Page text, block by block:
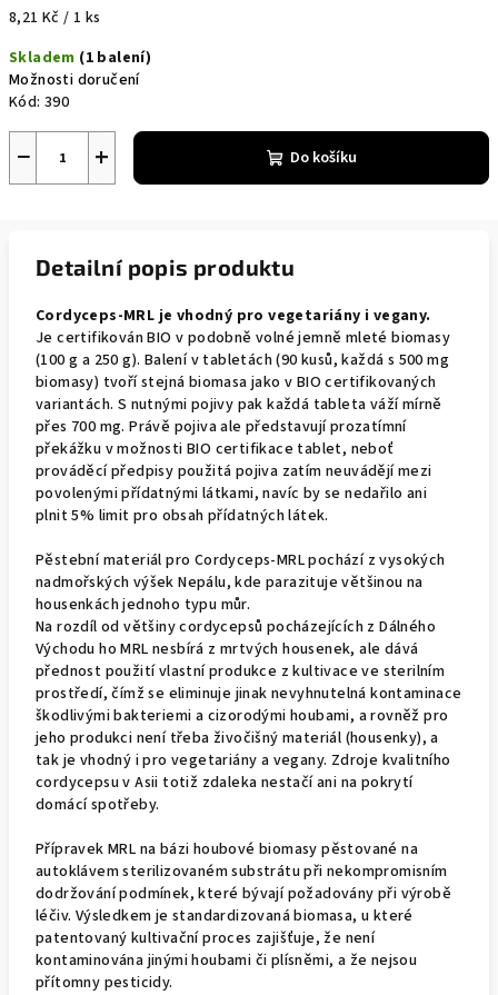
Měrná
8,21 Kč / 1 ks
Skladem (1 balení)
Možnosti doručení
Kód: 390
+
− Do košíku
Detailní popis produktu
Cordyceps-MRL je vhodný pro vegetariány i vegany.
Je certifikován BIO v podobně volné jemně mleté biomasy
(100 g a 250 g). Balení v tabletách (90 kusů, každá s 500 mg
biomasy) tvoří stejná biomasa jako v BIO certifikovaných
variantách. S nutnými pojivy pak každá tableta váží mírně
přes 700 mg. Právě pojiva ale představují prozatímní
překážku v možnosti BIO certifikace tablet, neboť
prováděcí předpisy použitá pojiva zatím neuvádějí mezi
povolenými přídatnými látkami, navíc by se nedařilo ani
plnit 5% limit pro obsah přídatných látek.
Pěstební materiál pro Cordyceps-MRL pochází z vysokých
nadmořských výšek Nepálu, kde parazituje většinou na
housenkách jednoho typu můr.
Na rozdíl od většiny cordycepsů pocházejících z Dálného
Východu ho MRL nesbírá z mrtvých housenek, ale dává
přednost použití vlastní produkce z kultivace ve sterilním
prostředí, čímž se eliminuje jinak nevyhnutelná kontaminace
škodlivými bakteriemi a cizorodými houbami, a rovněž pro
jeho produkci není třeba živočišný materiál (housenky), a
tak je vhodný i pro vegetariány a vegany. Zdroje kvalitního
cordycepsu v Asii totiž zdaleka nestačí ani na pokrytí
domácí spotřeby.
Přípravek MRL na bázi houbové biomasy pěstované na
autoklávem sterilizovaném substrátu při nekompromisním
dodržování podmínek, které bývají požadovány při výrobě
léčiv. Výsledkem je standardizovaná biomasa, u které
patentovaný kultivační proces zajišťuje, že není
kontaminována jinými houbami či plísněmi, a že nejsou
přítomny pesticidy.